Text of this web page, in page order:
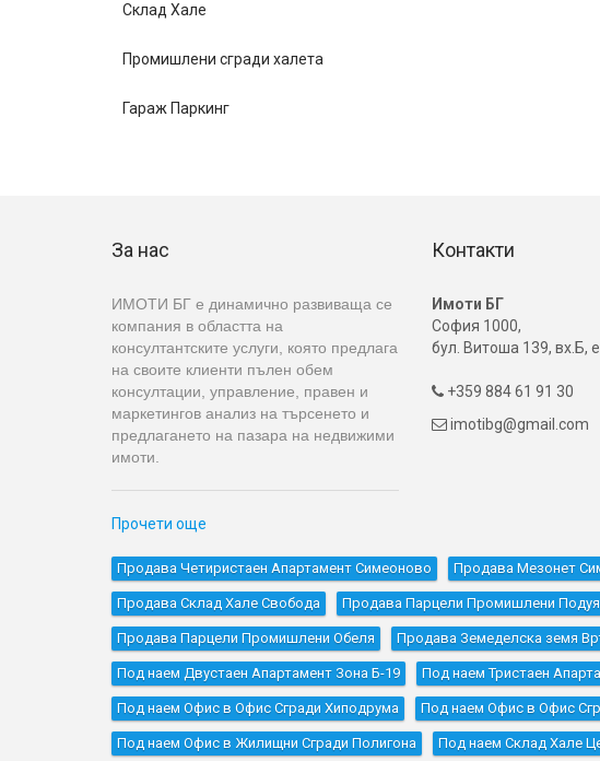
Склад Хале
Промишлени сгради халета
Гараж Паркинг
За нас
ИМОТИ БГ е динамично развиваща се
компания в областта на
консултантските услуги, която предлага
на своите клиенти пълен обем
консултации, управление, правен и
маркетингов анализ на търсенето и
предлагането на пазара на недвижими
имоти.
Прочети още
Контакти
Имоти БГ
София 1000,
бул. Витоша 139, вх.Б,
+359 884 61 91 30
 imotibg@gmail.com
Продава Четиристаен Апартамент Симеоново Продава Мезонет
Продава Склад Хале Свобода Продава Парцели Промишлени
Продава Парцели Промишлени Обеля Продава Земеделска земя
Под наем Двустаен Апартамент Зона Б-19 Под наем Тристаен
Под наем Офис в Офис Сгради Хиподрума Под наем Офис в Офис
Под наем Офис в Жилищни Сгради Полигона Под наем Склад Хале